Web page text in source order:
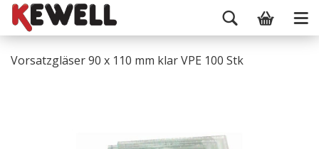
Vorsatzgläser 90 x 110 mm klar VPE 100 Stk